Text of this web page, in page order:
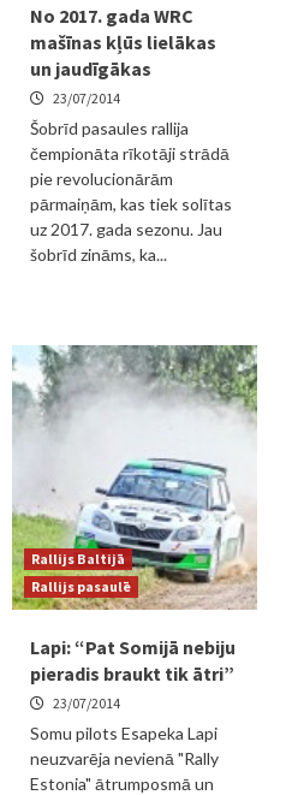
No 2017. gada WRC
mašīnas kļūs lielākas
un jaudīgākas
23/07/2014
Šobrīd pasaules rallija
čempionāta rīkotāji strādā
pie revolucionārām
pārmaiņām, kas tiek solītas
uz 2017. gada sezonu. Jau
šobrīd zināms, ka...
Rallijs Baltijā
Rallijs pasaulē
Lapi: “Pat Somijā nebiju
pieradis braukt tik ātri”
23/07/2014
Somu pilots Esapeka Lapi
neuzvarēja nevienā "Rally
Estonia" ātrumposmā un